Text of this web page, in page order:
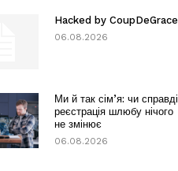
Hacked by CoupDeGrace
06.08.2026
Ми й так сім’я: чи справді
реєстрація шлюбу нічого
не змінює
06.08.2026